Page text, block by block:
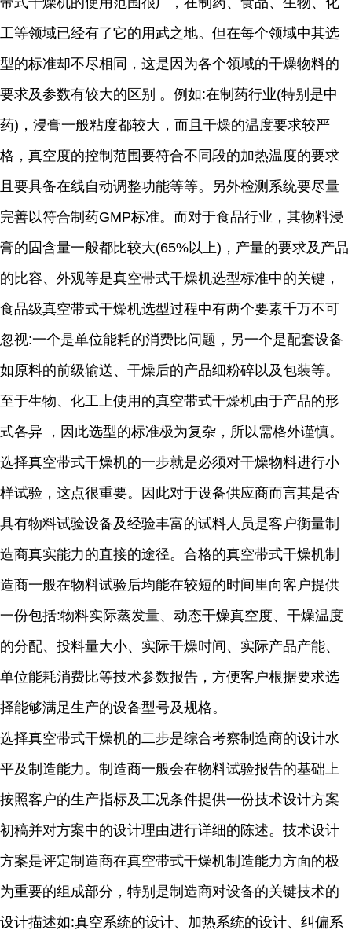
工等领域已经有了它的用武之地。但在每个领域中其选
型的标准却不尽相同，这是因为各个领域的干燥物料的
要求及参数有较大的区别 。例如:在制药行业(特别是中
药)，浸膏一般粘度都较大，而且干燥的温度要求较严
格，真空度的控制范围要符合不同段的加热温度的要求
且要具备在线自动调整功能等等。另外检测系统要尽量
完善以符合制药GMP标准。而对于食品行业，其物料浸
膏的固含量一般都比较大(65%以上)，产量的要求及产品
的比容、外观等是真空带式干燥机选型标准中的关键，
食品级真空带式干燥机选型过程中有两个要素千万不可
忽视:一个是单位能耗的消费比问题，另一个是配套设备
如原料的前级输送、干燥后的产品细粉碎以及包装等。
至于生物、化工上使用的真空带式干燥机由于产品的形
式各异 ，因此选型的标准极为复杂，所以需格外谨慎。
选择真空带式干燥机的一步就是必须对干燥物料进行小
样试验，这点很重要。因此对于设备供应商而言其是否
具有物料试验设备及经验丰富的试料人员是客户衡量制
造商真实能力的直接的途径。合格的真空带式干燥机制
造商一般在物料试验后均能在较短的时间里向客户提供
一份包括:物料实际蒸发量、动态干燥真空度、干燥温度
的分配、投料量大小、实际干燥时间、实际产品产能、
单位能耗消费比等技术参数报告，方便客户根据要求选
择能够满足生产的设备型号及规格。
选择真空带式干燥机的二步是综合考察制造商的设计水
平及制造能力。制造商一般会在物料试验报告的基础上
按照客户的生产指标及工况条件提供一份技术设计方案
初稿并对方案中的设计理由进行详细的陈述。技术设计
方案是评定制造商在真空带式干燥机制造能力方面的极
为重要的组成部分，特别是制造商对设备的关键技术的
设计描述如:真空系统的设计、加热系统的设计、纠偏系